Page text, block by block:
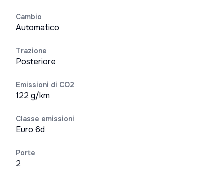
Cambio
Automatico
Trazione
Posteriore
Emissioni di CO2
122 g/km
Classe emissioni
Euro 6d
Porte
2